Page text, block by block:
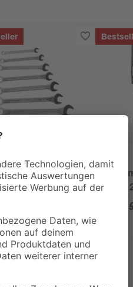
- 17 mm 7-teilig
toom
Set